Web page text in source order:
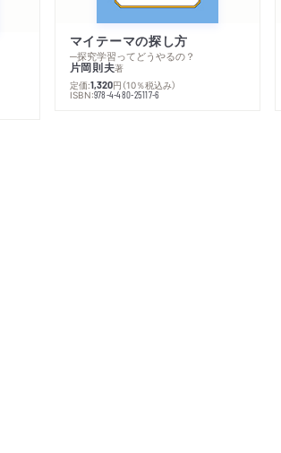
マイテーマの探し方
─探究学習ってどうやるの？
片岡則夫著
定価:1,320円 （10％税込み）
ISBN:978-4-480-25117-6